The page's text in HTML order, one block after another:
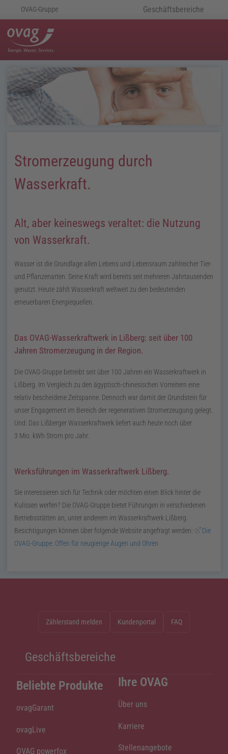
OVAG-Gruppe Geschäftsbereiche
Stromerzeugung durch
Wasserkraft.
Alt, aber keineswegs veraltet: die Nutzung
von Wasserkraft.
Wasser ist die Grundlage allen Lebens und Lebensraum zahlreicher Tier-
und Pflanzenarten. Seine Kraft wird bereits seit mehreren Jahrtausenden
genutzt. Heute zählt Wasserkraft weltweit zu den bedeutenden
erneuerbaren Energiequellen.
Das OVAG-Wasserkraftwerk in Lißberg: seit über 100
Jahren Stromerzeugung in der Region.
Die OVAG-Gruppe betreibt seit über 100 Jahren ein Wasserkraftwerk in
Lißberg. Im Vergleich zu den ägyptisch-chinesischen Vorreitern eine
relativ bescheidene Zeitspanne. Dennoch war damit der Grundstein für
unser Engagement im Bereich der regenerativen Stromerzeugung gelegt.
Und: Das Lißberger Wasserkraftwerk liefert auch heute noch über
3 Mio. kWh Strom pro Jahr.
Werksführungen im Wasserkraftwerk Lißberg.
Sie interessieren sich für Technik oder möchten einen Blick hinter die
Kulissen werfen? Die OVAG-Gruppe bietet Führungen in verschiedenen
Betriebsstätten an, unter anderem im Wasserkraftwerk Lißberg.
Besichtigungen können über folgende Website angefragt werden:
Die
OVAG-Gruppe: Offen für neugierige Augen und Ohren
Zählerstand melden Kundenportal FAQ
Geschäftsbereiche
Beliebte Produkte
ovagGarant
ovagLive
OVAG powerfox
Ihre OVAG
Über uns
Karriere
Stellenangebote